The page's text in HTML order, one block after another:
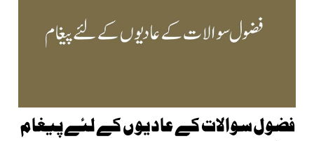
فضول سوالات کے عادیوں کے لئے پیغام